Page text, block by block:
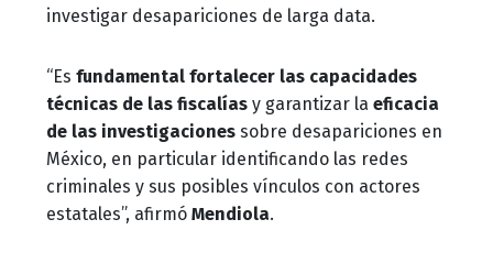
investigar desapariciones de larga data.
“Es fundamental fortalecer las capacidades
técnicas de las fiscalías y garantizar la eficacia
de las investigaciones sobre desapariciones en
México, en particular identificando las redes
criminales y sus posibles vínculos con actores
estatales”, afirmó Mendiola.